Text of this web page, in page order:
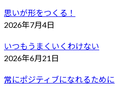
思いが形をつくる！
2026年7月4日
いつもうまくいくわけない
2026年6月21日
常にポジティブになれるために